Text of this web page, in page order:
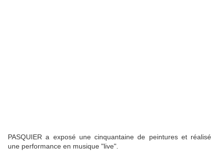
PASQUIER a exposé une cinquantaine de peintures et réalisé
une performance en musique "live".